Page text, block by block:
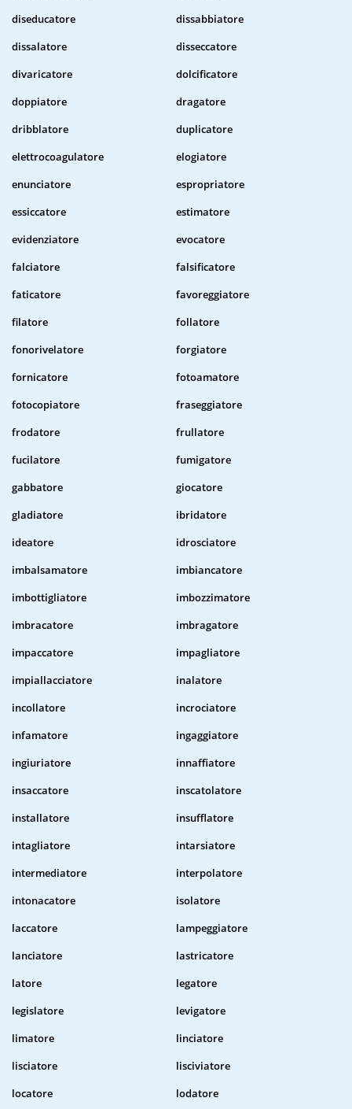
diseducatore
dissabbiatore
dissalatore
disseccatore
divaricatore
dolcificatore
doppiatore
dragatore
dribblatore
duplicatore
elettrocoagulatore
elogiatore
enunciatore
espropriatore
essiccatore
estimatore
evidenziatore
evocatore
falciatore
falsificatore
faticatore
favoreggiatore
filatore
follatore
fonorivelatore
forgiatore
fornicatore
fotoamatore
fotocopiatore
fraseggiatore
frodatore
frullatore
fucilatore
fumigatore
gabbatore
giocatore
gladiatore
ibridatore
ideatore
idrosciatore
imbalsamatore
imbiancatore
imbottigliatore
imbozzimatore
imbracatore
imbragatore
impaccatore
impagliatore
impiallacciatore
inalatore
incollatore
incrociatore
infamatore
ingaggiatore
ingiuriatore
innaffiatore
insaccatore
inscatolatore
installatore
insufflatore
intagliatore
intarsiatore
intermediatore
interpolatore
intonacatore
isolatore
laccatore
lampeggiatore
lanciatore
lastricatore
latore
legatore
legislatore
levigatore
limatore
linciatore
lisciatore
lisciviatore
locatore
lodatore